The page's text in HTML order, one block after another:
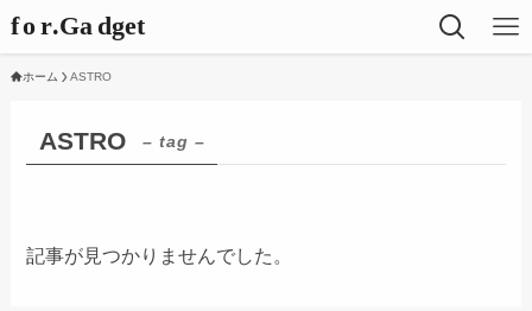
ホーム ASTRO
ASTRO – tag –
記事が見つかりませんでした。